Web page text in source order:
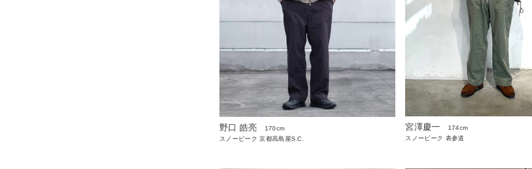
野口 皓亮
170cm
スノーピーク 京都高島屋S.C.
宮澤慶一
174cm
スノーピーク 表参道